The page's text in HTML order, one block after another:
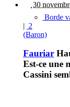
30
Borde
| 2
(Baron)
Fauriar
Est-ce une
Cassini